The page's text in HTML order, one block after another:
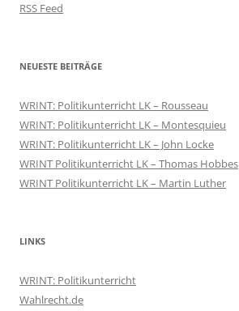
RSS Feed
NEUESTE BEITRÄGE
WRINT: Politikunterricht LK – Rousseau
WRINT: Politikunterricht LK – Montesquieu
WRINT: Politikunterricht LK – John Locke
WRINT Politikunterricht LK – Thomas Hobbes
WRINT Politikunterricht LK – Martin Luther
LINKS
WRINT: Politikunterricht
Wahlrecht.de